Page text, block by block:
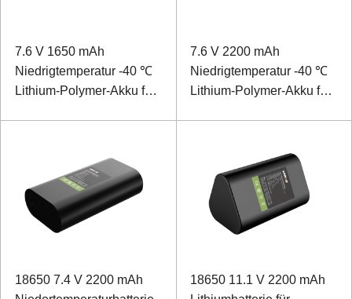
7.6 V 1650 mAh
Niedrigtemperatur -40 ℃
Lithium-Polymer-Akku für
7.6 V 2200 mAh
Niedrigtemperatur -40 ℃
Lithium-Polymer-Akku für
18650 7.4 V 2200 mAh
18650 11.1 V 2200 mAh